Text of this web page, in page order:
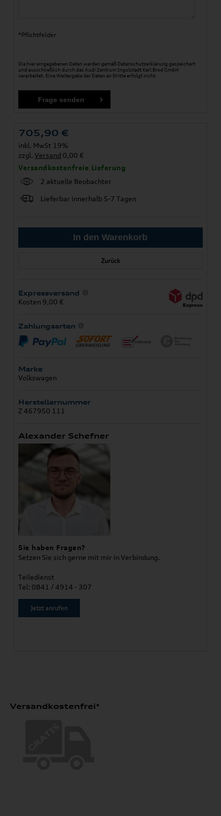
*Pflichtfelder
Die hier eingegebenen Daten werden gemäß Datenschutzerklärung gespeichert
und ausschließlich durch das Audi Zentrum Ingolstadt Karl Brod GmbH
verarbeitet. Eine Weitergabe der Daten an Dritte erfolgt nicht.
705,90 €
inkl. MwSt 19%
zzgl.Versand 0,00 €
Versandkostenfreie Lieferung
2 aktuelle Beobachter
Lieferbar innerhalb 5-7 Tagen
Zurück
Expressversand
Kosten 9,00 €
Zahlungsarten
Marke
Volkswagen
Herstellernummer
Z 467950 111
Alexander Schefner
Sie haben Fragen?
Setzen Sie sich gerne mit mir in Verbindung.
Teiledienst
Tel: 0841 / 4914 - 307
Jetzt anrufen
Versandkostenfrei*